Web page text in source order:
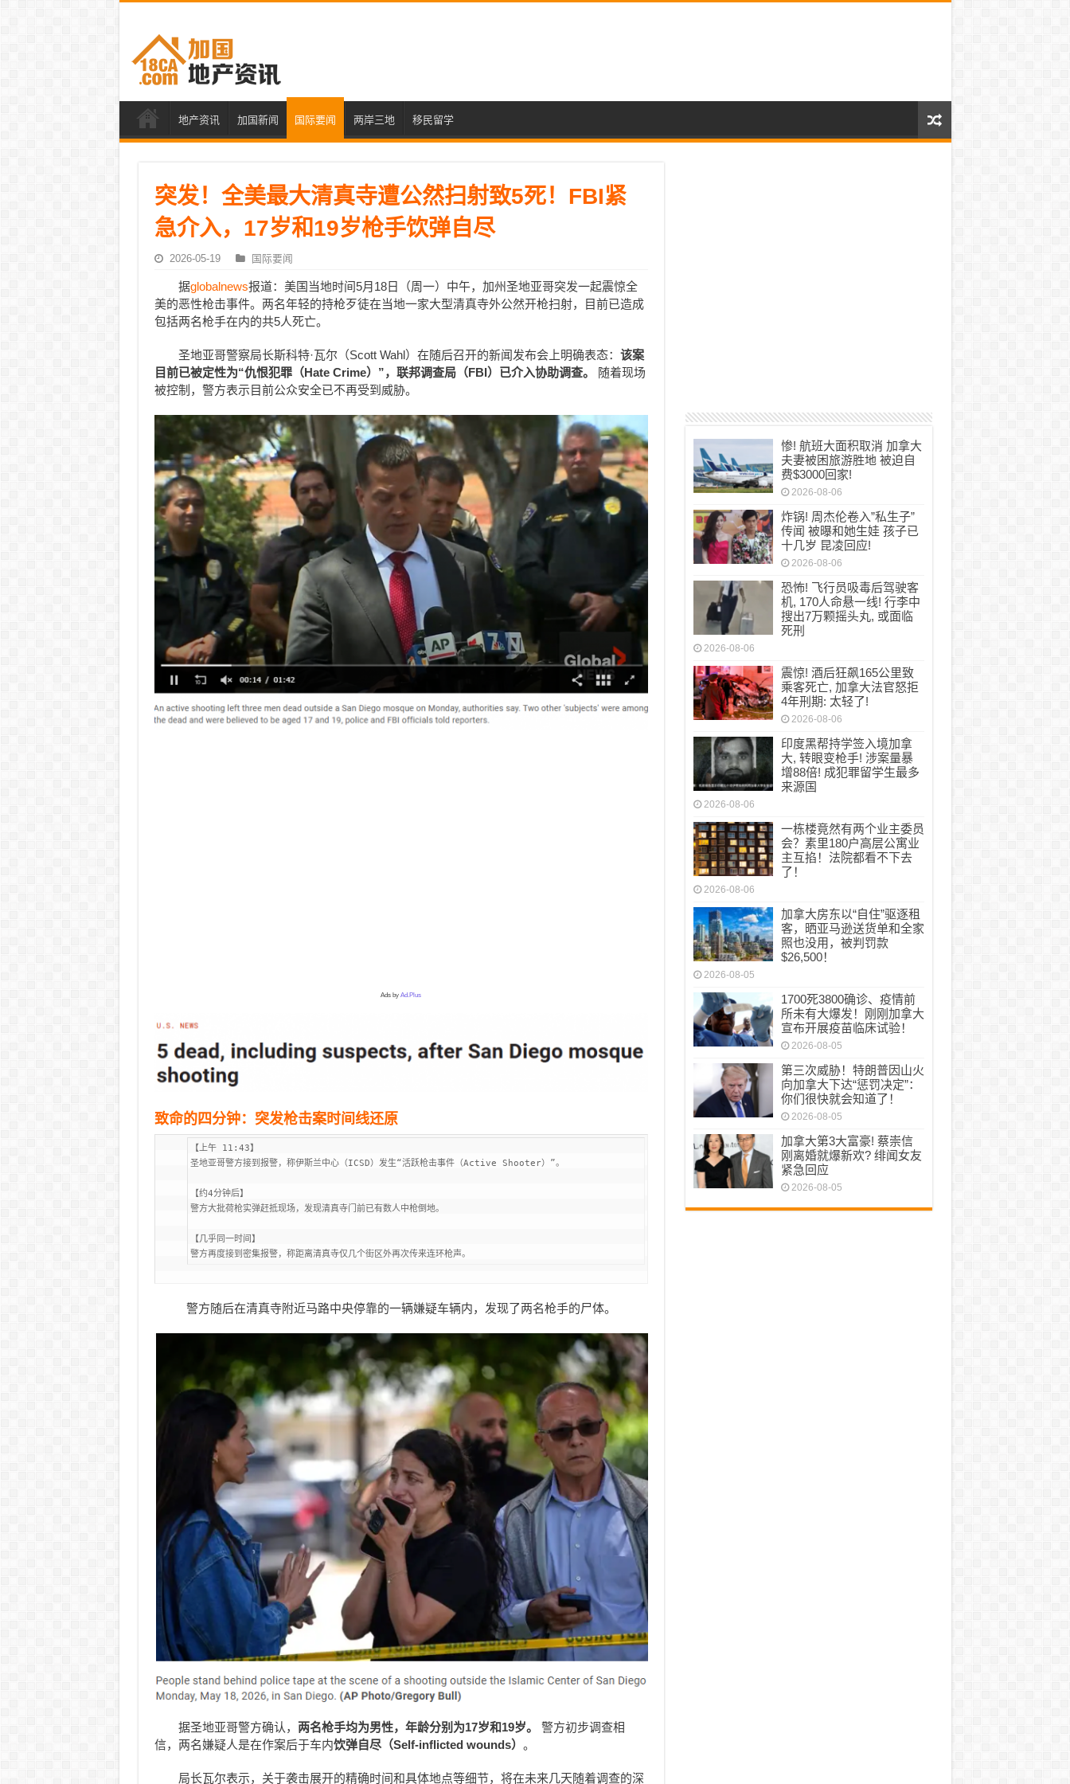
地产资讯 加国新闻 国际要闻 两岸三地 移民留学
突发！全美最大清真寺遭公然扫射致5死！FBI紧
急介入，17岁和19岁枪手饮弹自尽
2026-05-19 国际要闻
据globalnews报道：美国当地时间5月18日（周一）中午，加州圣地亚哥突发一起震惊全
美的恶性枪击事件。两名年轻的持枪歹徒在当地一家大型清真寺外公然开枪扫射，目前已造成
包括两名枪手在内的共5人死亡。
圣地亚哥警察局长斯科特·瓦尔（Scott Wahl）在随后召开的新闻发布会上明确表态： 该案
目前已被定性为“仇恨犯罪（Hate Crime）”，联邦调查局（FBI）已介入协助调查。
随着现场
被控制，警方表示目前公众安全已不再受到威胁。
Ads by Ad.Plus
致命的四分钟：突发枪击案时间线还原
【上午 11:43】
圣地亚哥警方接到报警，称伊斯兰中心（ICSD）发生“活跃枪击事件（Active Shooter）”。
【约4分钟后】
警方大批荷枪实弹赶抵现场，发现清真寺门前已有数人中枪倒地。
【几乎同一时间】
警方随后在清真寺附近马路中央停靠的一辆嫌疑车辆内，发现了两名枪手的尸体。
据圣地亚哥警方确认， 两名枪手均为男性，年龄分别为17岁和19岁。
警方初步调查相
信，两名嫌疑人是在作案后于车内饮弹自尽（Self-inflicted wounds） 。
局长瓦尔表示，关于袭击展开的精确时间和具体地点等细节，将在未来几天随着调查的深
惨! 航班大面积取消 加拿大
夫妻被困旅游胜地 被迫自
费$3000回家!
2026-08-06
炸锅! 周杰伦卷入”私生子”
传闻 被曝和她生娃 孩子已
十几岁 昆凌回应!
2026-08-06
恐怖! 飞行员吸毒后驾驶客
机, 170人命悬一线! 行李中
搜出7万颗摇头丸, 或面临
死刑
2026-08-06
震惊! 酒后狂飙165公里致
乘客死亡, 加拿大法官怒拒
4年刑期: 太轻了!
2026-08-06
印度黑帮持学签入境加拿
大, 转眼变枪手! 涉案量暴
增88倍! 成犯罪留学生最多
来源国
2026-08-06
一栋楼竟然有两个业主委员
会？素里180户高层公寓业
主互掐！法院都看不下去
了！
2026-08-06
加拿大房东以“自住”驱逐租
客，晒亚马逊送货单和全家
照也没用，被判罚款
$26,500！
2026-08-05
1700死3800确诊、疫情前
所未有大爆发！刚刚加拿大
宣布开展疫苗临床试验！
2026-08-05
第三次威胁！特朗普因山火
向加拿大下达“惩罚决定”：
你们很快就会知道了！
2026-08-05
加拿大第3大富豪! 蔡崇信
刚离婚就爆新欢? 绯闻女友
紧急回应
2026-08-05